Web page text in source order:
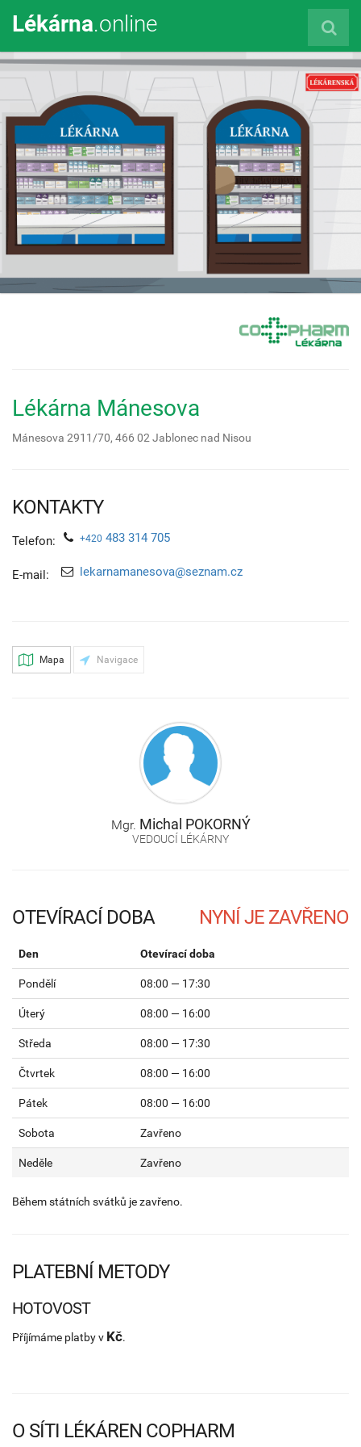
Lékárna.online
Lékárna Mánesova
Mánesova 2911/70, 466 02 Jablonec nad Nisou
KONTAKTY
Telefon: +420 483 314 705
E-mail: lekarnamanesova@seznam.cz
Mapa Navigace
Mgr. Michal POKORNÝ
VEDOUCÍ LÉKÁRNY
OTEVÍRACÍ DOBA
Den Otevírací doba
Pondělí 08:00 — 17:30
Úterý 08:00 — 16:00
Středa 08:00 — 17:30
Čtvrtek 08:00 — 16:00
Pátek 08:00 — 16:00
Sobota Zavřeno
Neděle Zavřeno
Během státních svátků je zavřeno.
PLATEBNÍ METODY
HOTOVOST
Příjímáme platby v Kč.
O SÍTI LÉKÁREN COPHARM